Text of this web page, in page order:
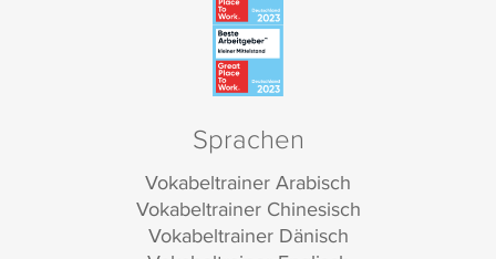
Sprachen
Vokabeltrainer Arabisch
Vokabeltrainer Chinesisch
Vokabeltrainer Dänisch